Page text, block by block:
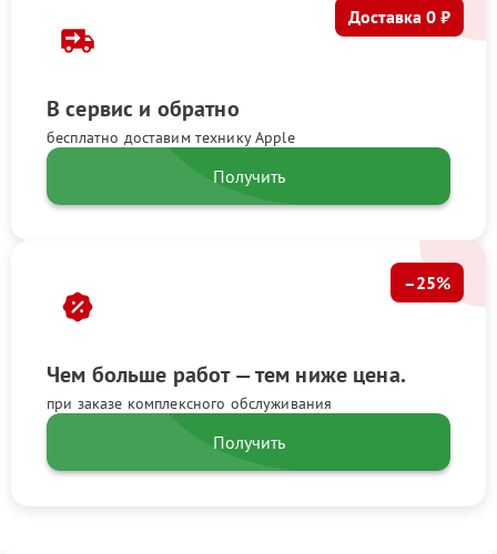
В сервис и обратно
бесплатно доставим технику Apple
Доставка 0 ₽
Получить
Чем больше работ — тем ниже цена.
при заказе комплексного обслуживания
–25%
Получить